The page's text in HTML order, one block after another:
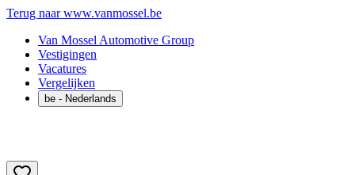
Terug naar www.vanmossel.be
Van Mossel Automotive Group
Vestigingen
Vacatures
Vergelijken
be - Nederlands